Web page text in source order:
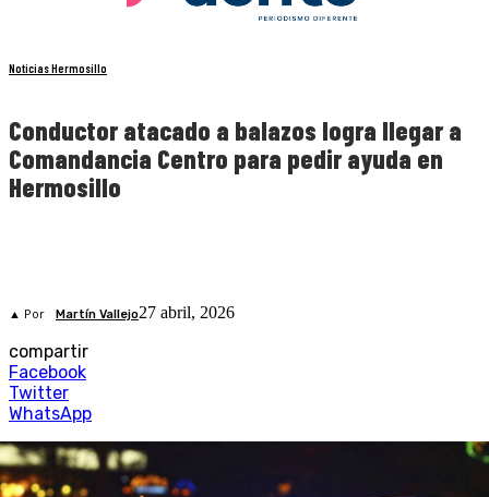
Noticias Hermosillo
Conductor atacado a balazos logra llegar a
Comandancia Centro para pedir ayuda en
Hermosillo
▲ Por Martín Vallejo27 abril, 2026
compartir
Facebook
Twitter
WhatsApp